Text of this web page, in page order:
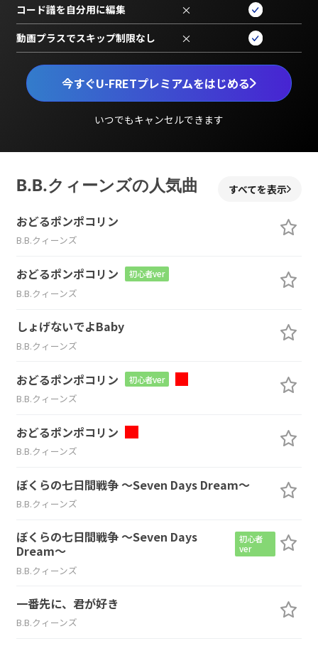
今すぐU-FRETプレミアムをはじめる
いつでもキャンセルできます
コード譜を自分用に編集 ×
動画プラスでスキップ制限なし ×
B.B.クィーンズの人気曲 すべてを表示
おどるポンポコリン
B.B.クィーンズ
おどるポンポコリン 初心者ver
B.B.クィーンズ
しょげないでよBaby
B.B.クィーンズ
おどるポンポコリン 初心者ver
B.B.クィーンズ
おどるポンポコリン
B.B.クィーンズ
ぼくらの七日間戦争 ～Seven Days Dream～
B.B.クィーンズ
ぼくらの七日間戦争 ～Seven Days
Dream～
初心者
ver
B.B.クィーンズ
一番先に、君が好き
B.B.クィーンズ